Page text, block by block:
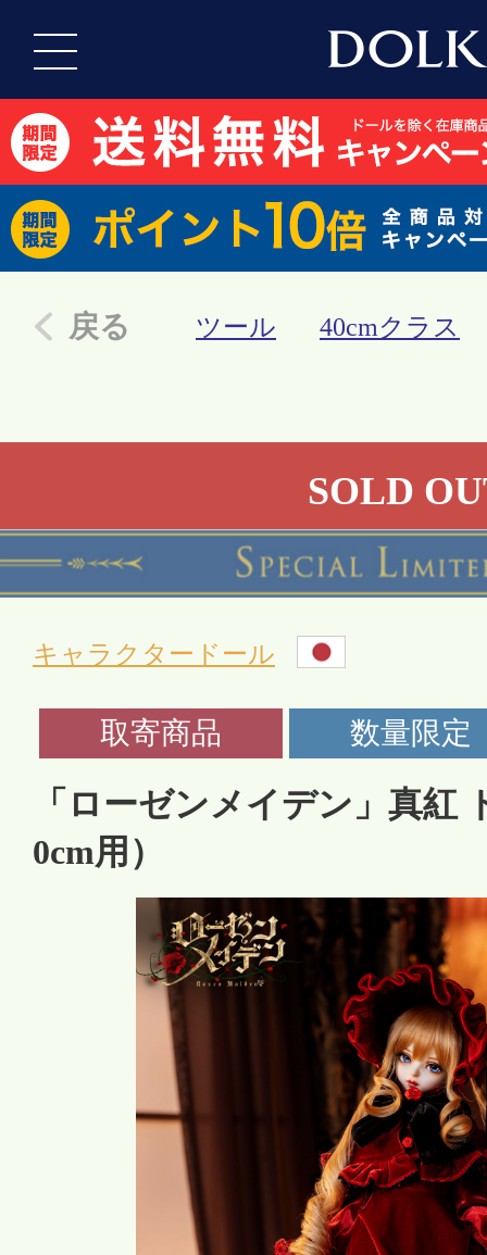
戻る ツール 40cmクラス
SOLD
キャラクタードール
「ローゼンメイデン」真紅
0cm用）